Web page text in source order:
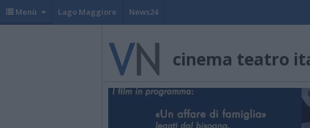
Menù Lago Maggiore News24
cinema teatro